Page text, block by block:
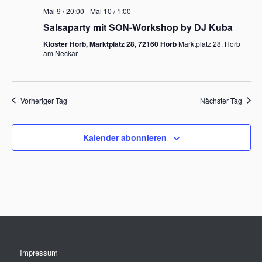
Mai 9 / 20:00 -Mai 10 / 1:00
Salsaparty mit SON-Workshop by DJ Kuba
Kloster Horb, Marktplatz 28, 72160 HorbMarktplatz 28, Horb
am Neckar
Vorheriger Tag Nächster Tag
Kalender abonnieren
Impressum